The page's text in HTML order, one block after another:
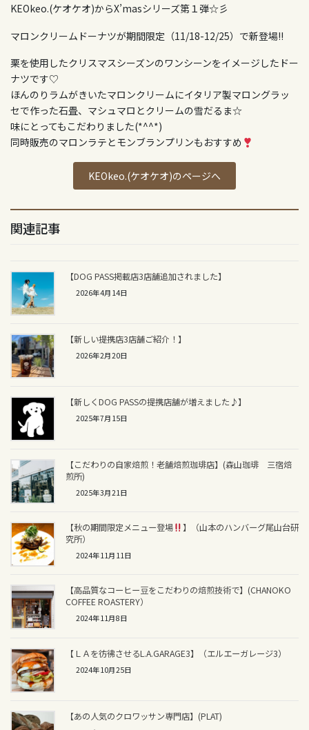
KEOkeo.(ケオケオ)からX’masシリーズ第１弾☆彡
マロンクリームドーナツが期間限定（11/18-12/25）で新登場!!
栗を使用したクリスマスシーズンのワンシーンをイメージしたドー
ナツです♡
ほんのりラムがきいたマロンクリームにイタリア製マロングラッ
セで作った石畳、マシュマロとクリームの雪だるま☆
味にとってもこだわりました(*^^*)
同時販売のマロンラテとモンブランプリンもおすすめ
KEOkeo.(ケオケオ)のページへ
関連記事
【DOG PASS掲載店3店舗追加されました】
2026年4月14日
【新しい提携店3店舗ご紹介！】
2026年2月20日
【新しくDOG PASSの提携店舗が増えました♪】
2025年7月15日
【こだわりの自家焙煎！老舗焙煎珈琲店】(森山珈琲 三宿焙
煎所)
2025年3月21日
【秋の期間限定メニュー登場
】（山本のハンバーグ尾山台研
究所）
2024年11月11日
【高品質なコーヒー豆をこだわりの焙煎技術で】(CHANOKO
COFFEE ROASTERY）
2024年11月8日
【ＬＡを彷彿させるL.A.GARAGE3】（エルエーガレージ3）
2024年10月25日
【あの人気のクロワッサン専門店】(PLAT)